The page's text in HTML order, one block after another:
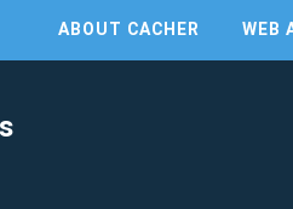
ABOUT CACHER WEB